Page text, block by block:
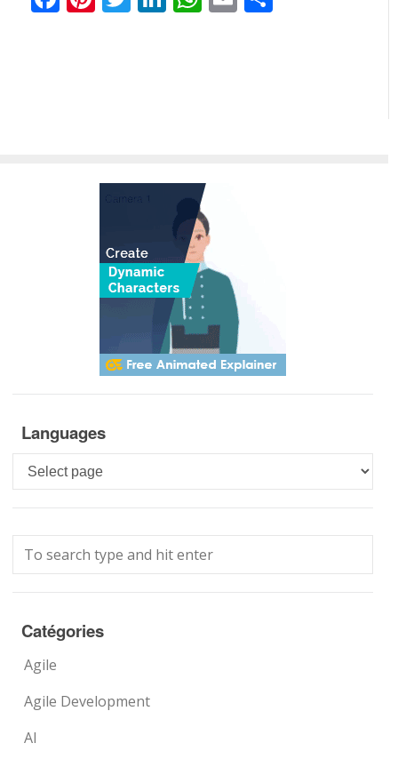
Languages
Languages
Catégories
Agile
Agile Development
AI